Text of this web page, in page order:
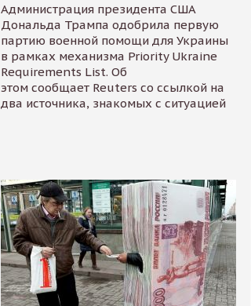
Администрация президента США
Дональда Трампа одобрила первую
партию военной помощи для Украины
в рамках механизма Priority Ukraine
Requirements List. Об
этом сообщает Reuters со ссылкой на
два источника, знакомых с ситуацией